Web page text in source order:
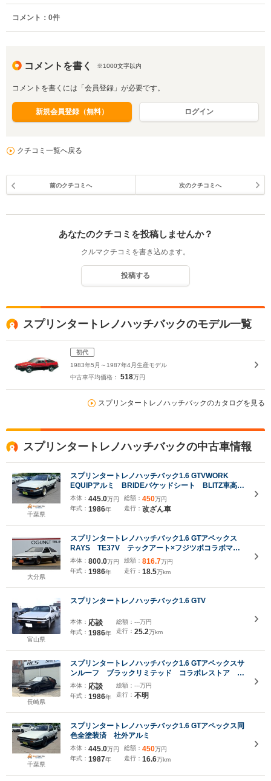
コメント： 0件
コメントを書く ※1000文字以内
コメントを書くには「会員登録」が必要です。
新規会員登録（無料） ログイン
クチコミ一覧へ戻る
前のクチコミへ 次のクチコミへ
あなたのクチコミを投稿しませんか？
クルマクチコミを書き込めます。
投稿する
スプリンタートレノハッチバックのモデル一覧
初代
1983年5月～1987年4月生産モデル
中古車平均価格： 518万円
スプリンタートレノハッチバックのカタログを見る
スプリンタートレノハッチバックの中古車情報
千葉県
スプリンタートレノハッチバック1.6 GTVWORK
EQUIPアルミ BRIDEバケッドシート BLITZ車高
調 BLITZ3連追加メーター TRDタワーバー 社外
マフラー 同色全塗装済
本体： 445.0万円
年式： 1986年
総額： 450万円
走行： 改ざん車
大分県
スプリンタートレノハッチバック1.6 GTアペックス
RAYS TE37V テックアート×フジツボコラボマフ
ラー フジツボエキマニ KYBショック RS-
RTi2000サス オイルクーラー APEXエアクリ
HKSハイカムシャフト 前期純正リップ
本体： 800.0万円
年式： 1986年
総額： 816.7万円
走行： 18.5万km
富山県
スプリンタートレノハッチバック1.6 GTV
本体： 応談
年式： 1986年
総額： ---万円
走行： 25.2万km
長崎県
スプリンタートレノハッチバック1.6 GTアペックスサ
ンルーフ ブラックリミテッド コラボレストア
400台限定 車検8年8月
本体： 応談
年式： 1986年
総額： ---万円
走行： 不明
千葉県
スプリンタートレノハッチバック1.6 GTアペックス同
色全塗装済 社外アルミ
本体： 445.0万円
年式： 1987年
総額： 450万円
走行： 16.6万km